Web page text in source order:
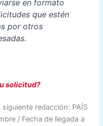
en formato
que estén
por otros
solicitud?
redacción: PAÍS
/ Fecha de llegada a